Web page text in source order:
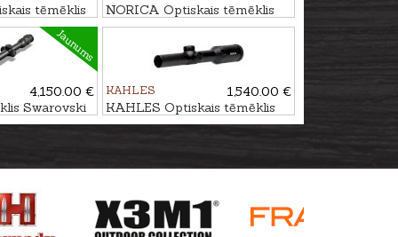
tēmēklis
I
NORICA Optiskais tēmēklis
3-9x40 4 Plex ar
stiprinājumiem
Jaunums
4,150.00 €
Swarovski
SR 4A-I
KAHLES
1,540.00 €
KAHLES Optiskais tēmēklis
HELIA 1-5x24i #4-DH